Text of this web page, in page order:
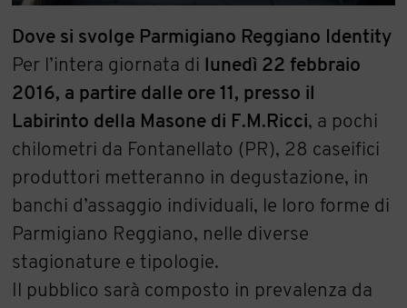
Dove si svolge Parmigiano Reggiano Identity
Per l’intera giornata di
lunedì 22 febbraio
2016, a partire dalle ore 11, presso il
Labirinto della Masone di F.M.Ricci, a pochi
chilometri da Fontanellato (PR), 28 caseifici
produttori metteranno in degustazione, in
banchi d’assaggio individuali, le loro forme di
Parmigiano Reggiano, nelle diverse
stagionature e tipologie.
Il pubblico sarà composto in prevalenza da